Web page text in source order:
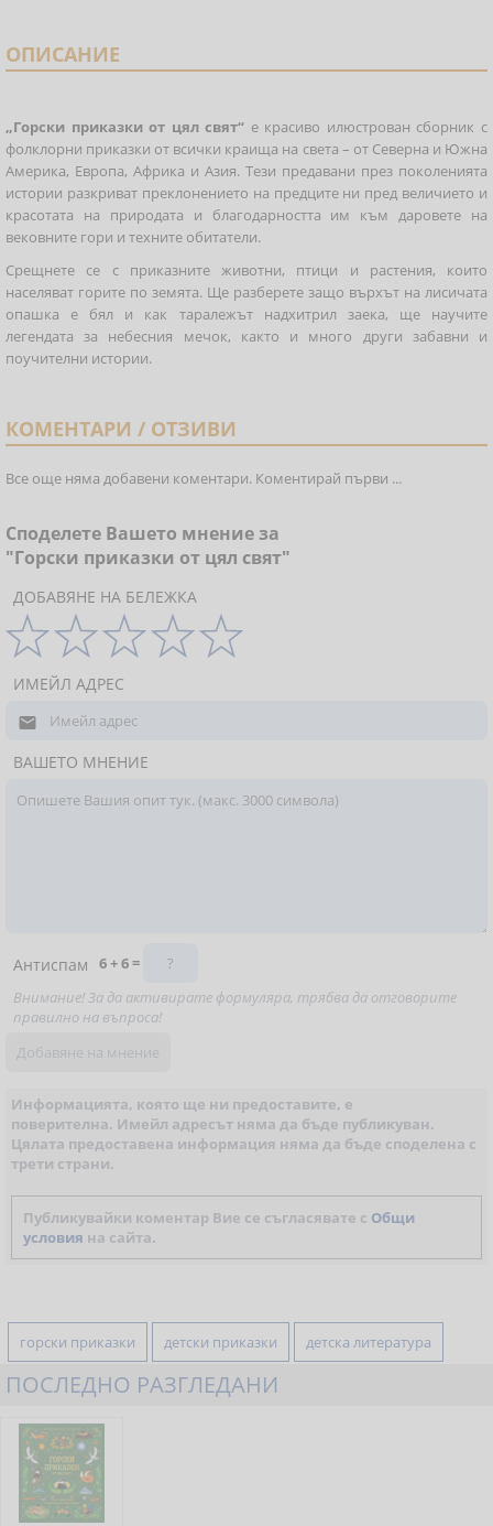
ОПИСАНИЕ
„Горски приказки от цял свят“ е красиво илюстрован сборник с
фолклорни приказки от всички краища на света – от Северна и Южна
Америка, Европа, Африка и Азия. Тези предавани през поколенията
истории разкриват преклонението на предците ни пред величието и
красотата на природата и благодарността им към даровете на
вековните гори и техните обитатели.
Срещнете се с приказните животни, птици и растения, които
населяват горите по земята. Ще разберете защо върхът на лисичата
опашка е бял и как таралежът надхитрил заека, ще научите
легендата за небесния мечок, както и много други забавни и
поучителни истории.
КОМЕНТАРИ / ОТЗИВИ
Все още няма добавени коментари. Коментирай първи ...
Споделете Вашето мнение за
"Горски приказки от цял свят"
ДОБАВЯНЕ НА БЕЛЕЖКА
ИМЕЙЛ АДРЕС

ВАШЕТО МНЕНИЕ
Антиспам
6 + 6 =
Внимание! За да активирате формуляра, трябва да отговорите
правилно на въпроса!
Информацията, която ще ни предоставите, е
поверителна. Имейл адресът няма да бъде публикуван.
Цялата предоставена информация няма да бъде споделена с
трети страни.
Публикувайки коментар Вие се съгласявате с Общи
условия на сайта.
горски приказки детски приказки детска литература
ПОСЛЕДНО РАЗГЛЕДАНИ